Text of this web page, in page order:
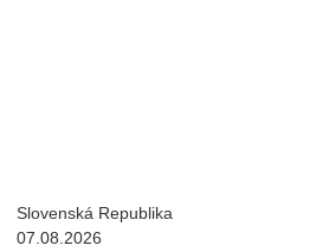
Slovenská Republika
07.08.2026